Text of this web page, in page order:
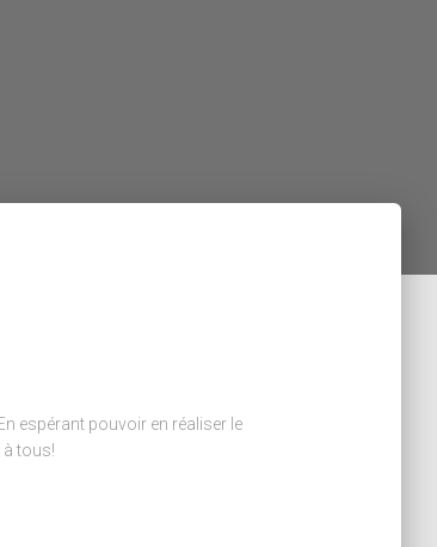
espérant pouvoir en réaliser le
tous!